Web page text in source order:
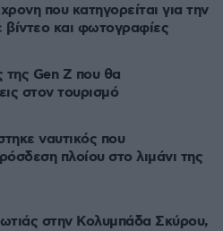
που κατηγορείται για την
βίντεο και φωτογραφίες
της Gen Z που θα
στον τουρισμό
ναυτικός που
πλοίου στο λιμάνι της
στην Κολυμπάδα Σκύρου,